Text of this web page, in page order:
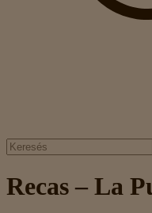
Recas – La